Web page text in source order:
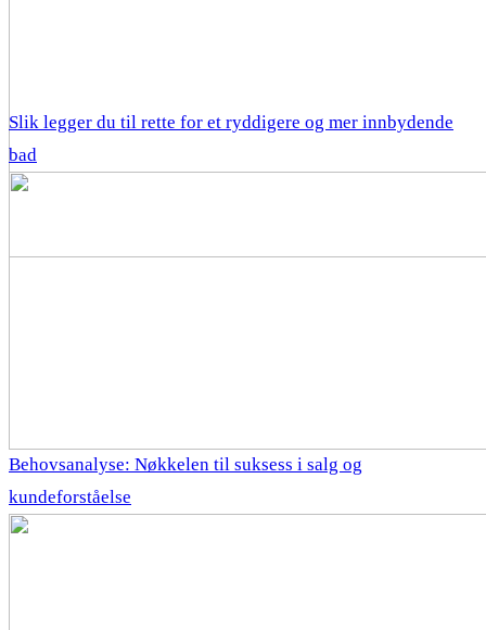
Slik legger du til rette for et ryddigere og mer innbydende
bad
Behovsanalyse: Nøkkelen til suksess i salg og
kundeforståelse